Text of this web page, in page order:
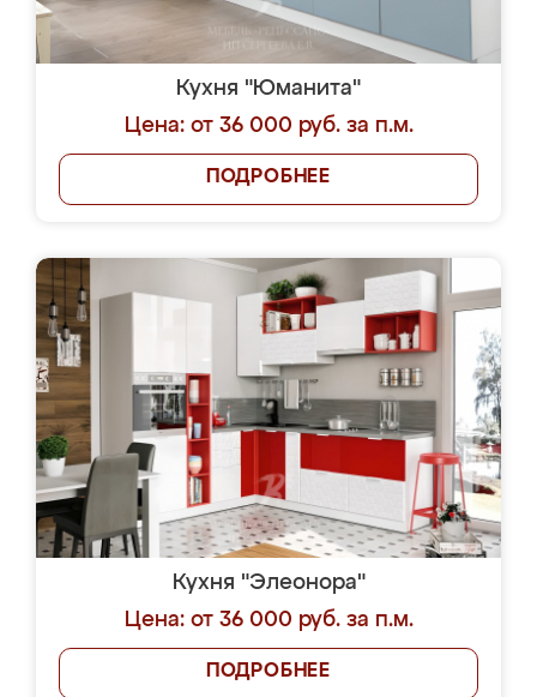
Кухня "Юманита"
Цена: от 36 000 руб. за п.м.
ПОДРОБНЕЕ
Кухня "Элеонора"
Цена: от 36 000 руб. за п.м.
ПОДРОБНЕЕ